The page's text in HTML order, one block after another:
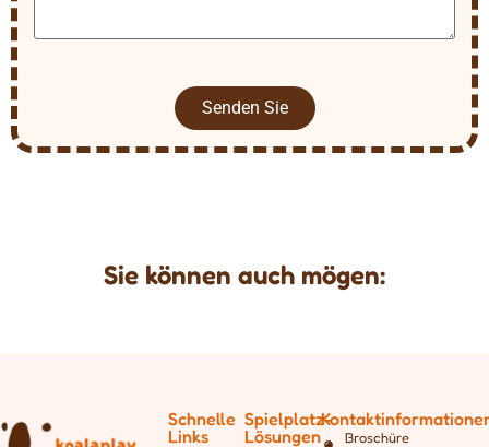
Senden Sie
Sie können auch mögen:
Schnelle
Links
Spielplatz-
Lösungen
Broschüre